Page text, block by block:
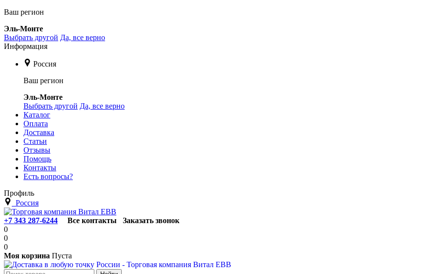
Ваш регион
Эль-Монте
Выбрать другой Да, все верно
Информация
Россия
Ваш регион
Эль-Монте
Выбрать другой Да, все верно
Каталог
Оплата
Доставка
Статьи
Отзывы
Помощь
Контакты
Есть вопросы?
Профиль
Россия
+7 343 287-6244 Все контакты
Заказать звонок
0
0
0
Моя корзина Пуста